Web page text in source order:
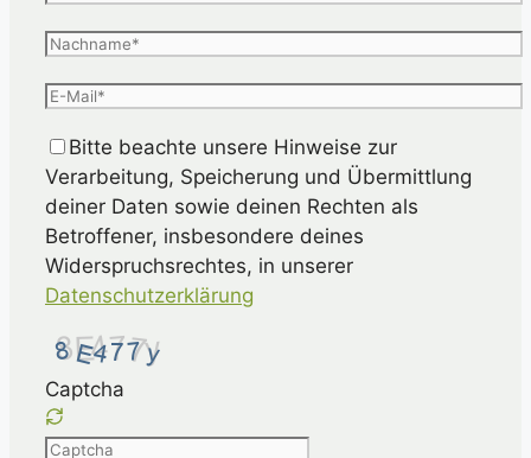
Bitte beachte unsere Hinweise zur
Verarbeitung, Speicherung und Übermittlung
deiner Daten sowie deinen Rechten als
Betroffener, insbesondere deines
Widerspruchsrechtes, in unserer
Datenschutzerklärung
Captcha
Please